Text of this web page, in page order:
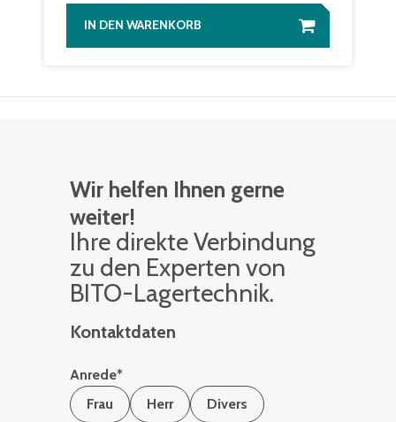
IN DEN WARENKORB
Wir helfen Ihnen gerne
weiter!
Ihre di­rek­te Ver­bin­dung
zu den Ex­per­ten von
BITO-La­ger­tech­nik.
Kontaktdaten
Anrede*
Frau
Herr Divers